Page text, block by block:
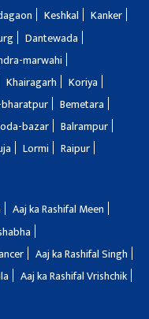
Keshkal
Kanker
Dantewada
marwahi
Khairagarh
Koriya
Bemetara
bazar
Balrampur
Lormi
Raipur
Aaj ka Rashifal Meen
Aaj ka Rashifal Singh
Aaj ka Rashifal Vrishchik